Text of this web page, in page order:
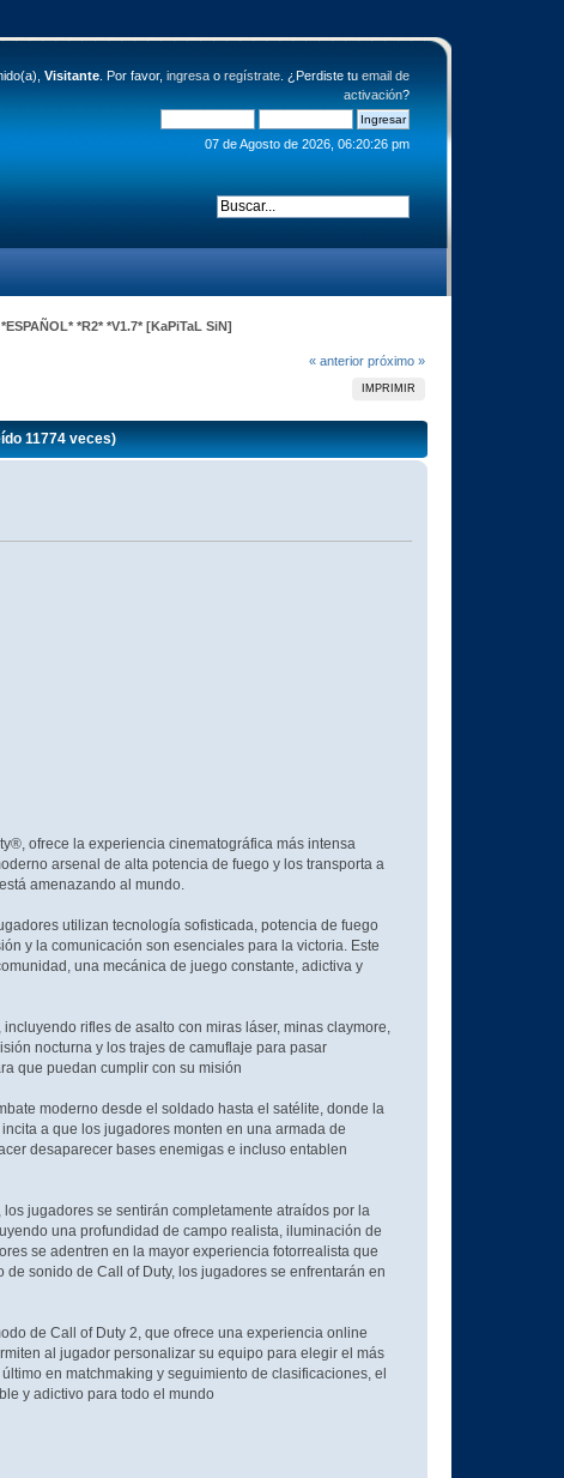
Visitante. Por favor, ingresao regístrate. ¿Perdiste tu email de
activación?
07 de Agosto de 2026, 06:20:26 pm
*R2* *V1.7* [KaPiTaL SiN]
« anterior próximo »
IMPRIMIR
11774 veces)
ofrece la experiencia cinematográfica más intensa
arsenal de alta potencia de fuego y los transporta a
amenazando al mundo.
utilizan tecnología sofisticada, potencia de fuego
y la comunicación son esenciales para la victoria. Este
una mecánica de juego constante, adictiva y
rifles de asalto con miras láser, minas claymore,
nocturna y los trajes de camuflaje para pasar
que puedan cumplir con su misión
moderno desde el soldado hasta el satélite, donde la
a que los jugadores monten en una armada de
desaparecer bases enemigas e incluso entablen
jugadores se sentirán completamente atraídos por la
una profundidad de campo realista, iluminación de
se adentren en la mayor experiencia fotorrealista que
sonido de Call of Duty, los jugadores se enfrentarán en
de Call of Duty 2, que ofrece una experiencia online
al jugador personalizar su equipo para elegir el más
en matchmaking y seguimiento de clasificaciones, el
y adictivo para todo el mundo